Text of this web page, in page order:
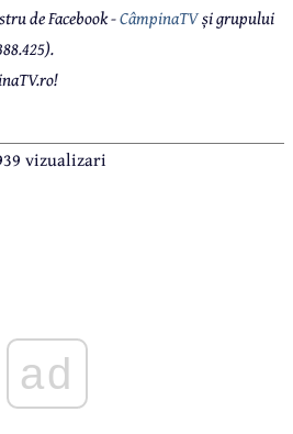
de Facebook -CâmpinaTVși grupului
vizualizari
ad